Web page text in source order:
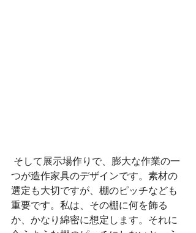
つが造作家具のデザインです。素材の
選定も大切ですが、棚のピッチなども
重要です。私は、その棚に何を飾る
か、かなり綿密に想定します。それに